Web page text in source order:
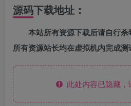
源码下载地址：
本站所有资源下载后请自行杀
所有资源站长均在虚拟机内完成测
此处内容已隐藏，